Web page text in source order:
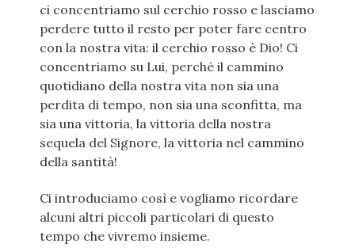
ci concentriamo sul cerchio rosso e lasciamo
perdere tutto il resto per poter fare centro
con la nostra vita: il cerchio rosso è Dio! Ci
concentriamo su Lui, perché il cammino
quotidiano della nostra vita non sia una
perdita di tempo, non sia una sconfitta, ma
sia una vittoria, la vittoria della nostra
sequela del Signore, la vittoria nel cammino
della santità!
Ci introduciamo così e vogliamo ricordare
alcuni altri piccoli particolari di questo
tempo che vivremo insieme.